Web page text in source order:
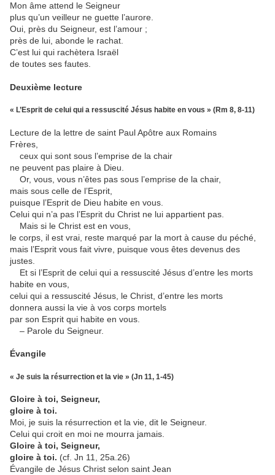
Mon âme attend le Seigneur
plus qu’un veilleur ne guette l’aurore.
Oui, près du Seigneur, est l’amour ;
près de lui, abonde le rachat.
C’est lui qui rachètera Israël
de toutes ses fautes.
Deuxième lecture
« L’Esprit de celui qui a ressuscité Jésus habite en vous » (Rm 8, 8-11)
Lecture de la lettre de saint Paul Apôtre aux Romains
Frères,
ceux qui sont sous l’emprise de la chair
ne peuvent pas plaire à Dieu.
Or, vous, vous n’êtes pas sous l’emprise de la chair,
mais sous celle de l’Esprit,
puisque l’Esprit de Dieu habite en vous.
Celui qui n’a pas l’Esprit du Christ ne lui appartient pas.
Mais si le Christ est en vous,
le corps, il est vrai, reste marqué par la mort à cause du péché,
mais l’Esprit vous fait vivre, puisque vous êtes devenus des
justes.
Et si l’Esprit de celui qui a ressuscité Jésus d’entre les morts
habite en vous,
celui qui a ressuscité Jésus, le Christ, d’entre les morts
donnera aussi la vie à vos corps mortels
par son Esprit qui habite en vous.
– Parole du Seigneur.
Évangile
« Je suis la résurrection et la vie » (Jn 11, 1-45)
Gloire à toi, Seigneur,
gloire à toi.
Moi, je suis la résurrection et la vie, dit le Seigneur.
Celui qui croit en moi ne mourra jamais.
Gloire à toi, Seigneur,
gloire à toi. (cf. Jn 11, 25a.26)
Évangile de Jésus Christ selon saint Jean